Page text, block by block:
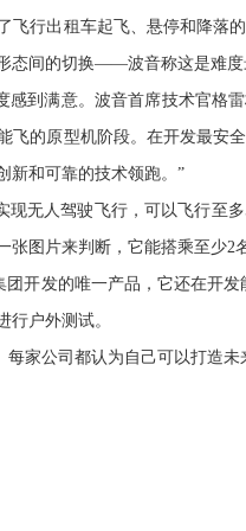
飞行出租车起飞、悬停和降落
态间的切换——波音称这是难度
感到满意。波音首席技术官格
飞的原型机阶段。在开发最安
新和可靠的技术领跑。”
现无人驾驶飞行，可以飞行至
张图片来判断，它能搭乘至少2
团开发的唯一产品，它还在开
行户外测试。
每家公司都认为自己可以打造